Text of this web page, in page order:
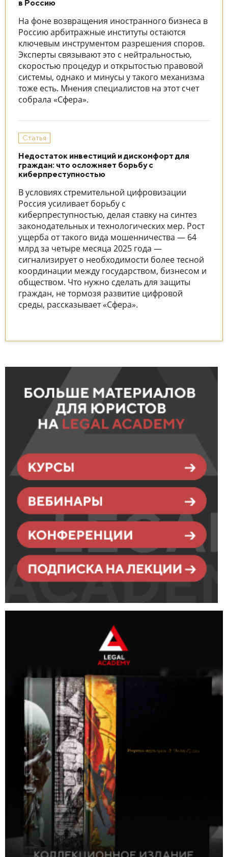
в Россию
На фоне возвращения иностранного бизнеса в
Россию арбитражные институты остаются
ключевым инструментом разрешения споров.
Эксперты связывают это с нейтральностью,
скоростью процедур и открытостью правовой
системы, однако и минусы у такого механизма
тоже есть. Мнения специалистов на этот счет
собрала «Сфера».
Статья
Недостаток инвестиций и дискомфорт для
граждан: что осложняет борьбу с
киберпреступностью
В условиях стремительной цифровизации
Россия усиливает борьбу с
киберпреступностью, делая ставку на синтез
законодательных и технологических мер. Рост
ущерба от такого вида мошенничества — 64
млрд за четыре месяца 2025 года —
сигнализирует о необходимости более тесной
координации между государством, бизнесом и
обществом. Что нужно сделать для защиты
граждан, не тормозя развитие цифровой
среды, рассказывает «Сфера».